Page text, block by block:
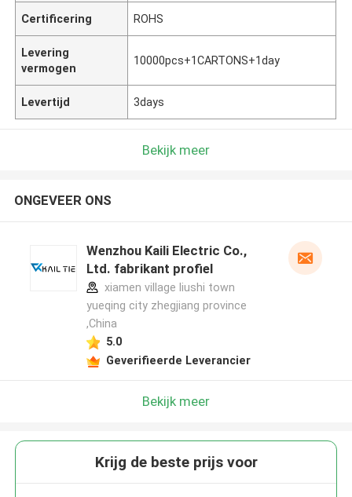
Certificering ROHS
Levering
vermogen
10000pcs+1CARTONS+1day
Levertijd 3days
Bekijk meer
ONGEVEER ONS
Wenzhou Kaili Electric Co.,
Ltd. fabrikant profiel
xiamen village liushi town
yueqing city zhegjiang province
,China
5.0
Geverifieerde Leverancier
Bekijk meer
Krijg de beste prijs voor